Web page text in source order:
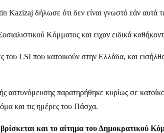
Kazizaj δήλωσε ότι δεν είναι γνωστό εάν
Κόμματος και ειχαν ειδικά
του LSI που κατοικούν στην Ελλάδα, και
αστυνόμευσης παρατηρήθηκε κυρίως σε
και τις ημέρες του Πάσχα.
και το αίτημα του Δημοκρατικού